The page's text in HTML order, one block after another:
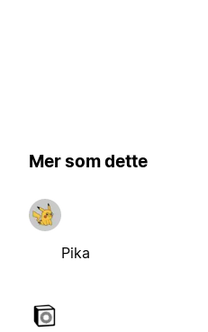
Mer som dette
Pika